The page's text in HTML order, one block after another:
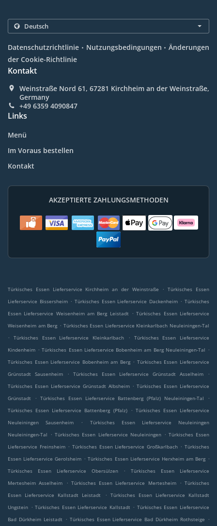
Datenschutzrichtlinie . Nutzungsbedingungen . Änderungen
der Cookie-Richtlinie
Kontakt
Weinstraße Nord 61, 67281 Kirchheim an der Weinstraße,
Germany
+49 6359 4090847
Links
Menü
Im Voraus bestellen
Kontakt
AKZEPTIERTE ZAHLUNGSMETHODEN
Türkisches Essen Lieferservice Kirchheim an der Weinstraße . Türkisches Essen
Lieferservice Bissersheim . Türkisches Essen Lieferservice Dackenheim . Türkisches
Essen Lieferservice Weisenheim am Berg Leistadt . Türkisches Essen Lieferservice
Weisenheim am Berg . Türkisches Essen Lieferservice Kleinkarlbach Neuleiningen-Tal
.
Türkisches Essen Lieferservice Kleinkarlbach .
Türkisches Essen Lieferservice
Kindenheim . Türkisches Essen Lieferservice Bobenheim am Berg Neuleiningen-Tal .
Türkisches Essen Lieferservice Bobenheim am Berg . Türkisches Essen Lieferservice
Grünstadt Sausenheim
. Türkisches Essen Lieferservice Grünstadt Asselheim
.
Türkisches Essen Lieferservice Grünstadt Albsheim . Türkisches Essen Lieferservice
Grünstadt
. Türkisches Essen Lieferservice Battenberg (Pfalz) Neuleiningen-Tal
.
Türkisches Essen Lieferservice Battenberg (Pfalz)
. Türkisches Essen Lieferservice
Neuleiningen Sausenheim
.
Türkisches Essen Lieferservice Neuleiningen
Neuleiningen-Tal
. Türkisches Essen Lieferservice Neuleiningen . Türkisches Essen
Lieferservice Freinsheim . Türkisches Essen Lieferservice Großkarlbach . Türkisches
Essen Lieferservice Gerolsheim . Türkisches Essen Lieferservice Herxheim am Berg .
Türkisches Essen Lieferservice Obersülzen
.
Türkisches Essen Lieferservice
Mertesheim Asselheim
. Türkisches Essen Lieferservice Mertesheim . Türkisches
Essen Lieferservice Kallstadt Leistadt
. Türkisches Essen Lieferservice Kallstadt
Ungstein . Türkisches Essen Lieferservice Kallstadt . Türkisches Essen Lieferservice
Bad Dürkheim Leistadt . Türkisches Essen Lieferservice Bad Dürkheim Rothsteige .